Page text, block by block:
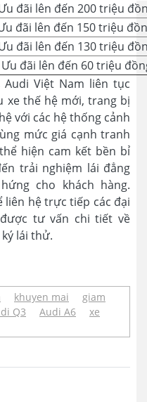
đãi lên đến 200 triệu
đãi lên đến 150 triệu
đãi lên đến 130 triệu
đãi lên đến 60 triệu
Việt Nam liên tục
xe thế hệ mới, trang bị
với các hệ thống cảnh
mức giá cạnh tranh
hiện cam kết bền bỉ
trải nghiệm lái đẳng
cho khách hàng.
liên hệ trực tiếp các đại
tư vấn chi tiết về
lái thử.
khuyen mai
giam
Q3 Audi A6
xe